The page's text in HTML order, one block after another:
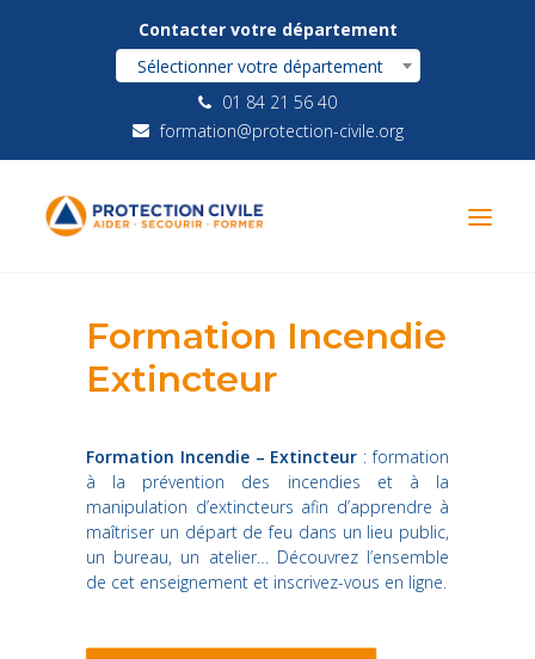
Contacter votre département
Sélectionner votre département
01 84 21 56 40
formation@protection-civile.org
Recherche
Formation Incendie
Extincteur
Formation Incendie – Extincteur : formation
à la prévention des incendies et à la
manipulation d’extincteurs afin d’apprendre à
maîtriser un départ de feu dans un lieu public,
un bureau, un atelier… Découvrez l’ensemble
de cet enseignement et inscrivez-vous en ligne.